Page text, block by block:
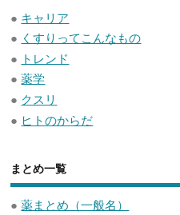
● キャリア
● くすりってこんなもの
● トレンド
●薬学
● クスリ
● ヒトのからだ
まとめ一覧
●薬まとめ（一般名）